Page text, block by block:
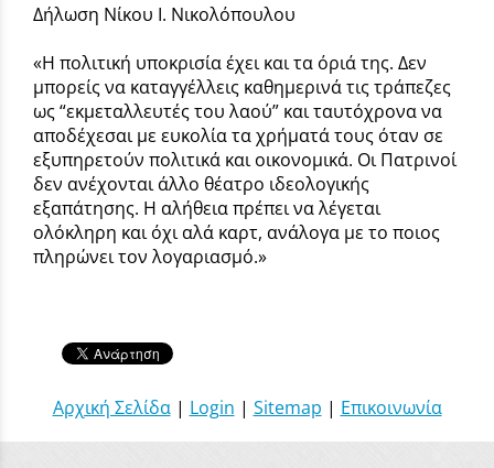
Δήλωση Νίκου Ι. Νικολόπουλου
«Η πολιτική υποκρισία έχει και τα όριά της. Δεν
μπορείς να καταγγέλλεις καθημερινά τις τράπεζες
ως “εκμεταλλευτές του λαού” και ταυτόχρονα να
αποδέχεσαι με ευκολία τα χρήματά τους όταν σε
εξυπηρετούν πολιτικά και οικονομικά. Οι Πατρινοί
δεν ανέχονται άλλο θέατρο ιδεολογικής
εξαπάτησης. Η αλήθεια πρέπει να λέγεται
ολόκληρη και όχι αλά καρτ, ανάλογα με το ποιος
πληρώνει τον λογαριασμό.»
Αρχική Σελίδα| Login | Sitemap | Επικοινωνία